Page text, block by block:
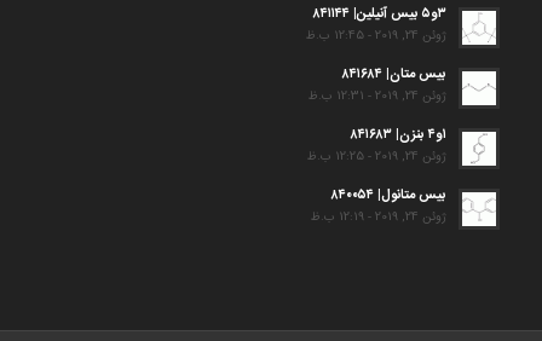
۳و۵ بیس آنیلین| ۸۴۱۱۴۴
ژوئن 24, 2019 - 12:45 ب.ظ
بیس متان| ۸۴۱۶۸۴
ژوئن 24, 2019 - 12:31 ب.ظ
۱و۴ بنزن| ۸۴۱۶۸۳
ژوئن 24, 2019 - 12:25 ب.ظ
بیس متانول| ۸۴۰۰۵۴
ژوئن 24, 2019 - 12:19 ب.ظ